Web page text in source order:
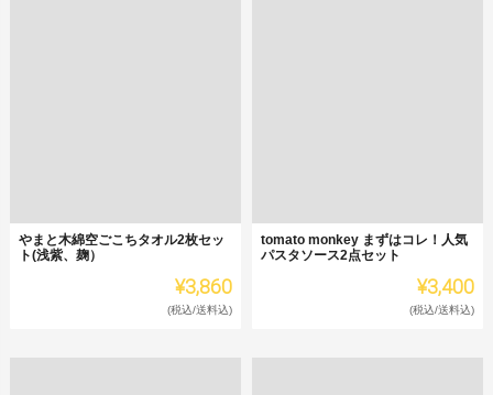
やまと木綿空ごこちタオル2枚セッ
ト(浅紫、麹）
¥3,860
(税込/送料込)
tomato monkey まずはコレ！人気
パスタソース2点セット
¥3,400
(税込/送料込)